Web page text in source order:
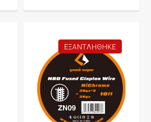
ΕΞΑΝΤΛΉΘΗΚΕ